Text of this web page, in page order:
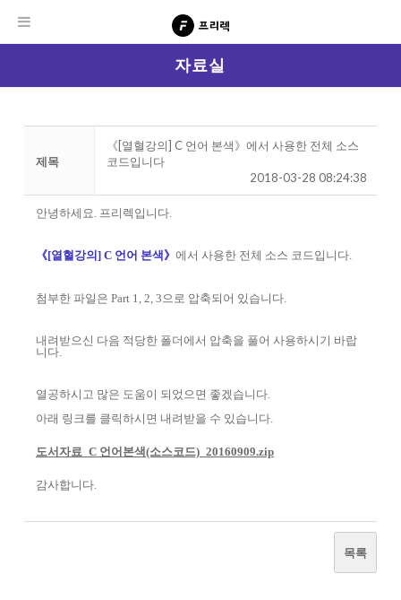
자료실
제목
《[열혈강의] C 언어 본색》에서 사용한 전체 소스
코드입니다
2018-03-28 08:24:38
안녕하세요. 프리렉입니다.
《[열혈강의] C 언어 본색》 에서 사용한 전체 소스 코드입니다.
첨부한 파일은 Part 1, 2, 3으로 압축되어 있습니다.
내려받으신 다음 적당한 폴더에서 압축을 풀어 사용하시기 바랍
니다.
열공하시고 많은 도움이 되었으면 좋겠습니다.
아래 링크를 클릭하시면 내려받을 수 있습니다.
도서자료_C 언어본색(소스코드)_20160909.zip
감사합니다.
목록